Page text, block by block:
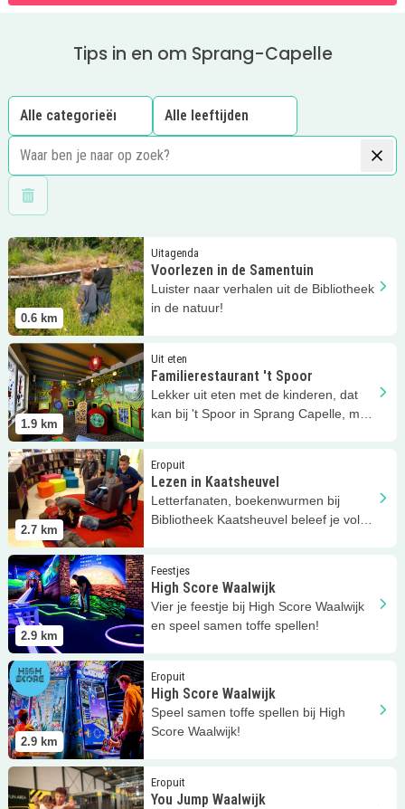
Tips in en om Sprang-Capelle
Wis filters
0.6 km
Uitagenda
Voorlezen in de Samentuin
Luister naar verhalen uit de Bibliotheek
in de natuur!
Lees meer Voorlezen in de Samentuin
1.9 km
Uit eten
Familierestaurant 't Spoor
Lekker uit eten met de kinderen, dat
kan bij 't Spoor in Sprang Capelle, met
Lees meer Familierestaurant 't Spoor
2.7 km
Eropuit
Lezen in Kaatsheuvel
Letterfanaten, boekenwurmen bij
Bibliotheek Kaatsheuvel beleef je volop
Lees meer Lezen in Kaatsheuvel
2.9 km
Feestjes
High Score Waalwijk
Vier je feestje bij High Score Waalwijk
en speel samen toffe spellen!
Lees meer High Score Waalwijk
2.9 km
Eropuit
High Score Waalwijk
Speel samen toffe spellen bij High
Score Waalwijk!
Lees meer High Score Waalwijk
Eropuit
You Jump Waalwijk
Lees meer You Jump Waalwijk